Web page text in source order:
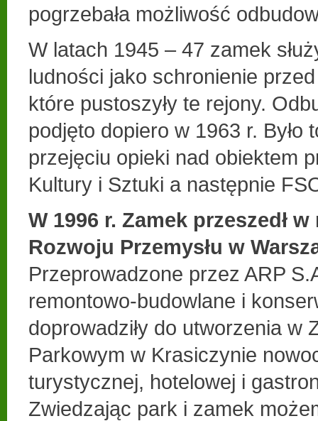
pogrzebała możliwość
W latach 1945 – 47 zamek
ludności jako schronienie
które pustoszyły te rejony.
podjęto dopiero w 1963 r. Było
przejęciu opieki nad obiektem
Kultury i Sztuki a następnie
W 1996 r. Zamek przeszedł
Rozwoju Przemysłu w
Przeprowadzone przez ARP
remontowo-budowlane i
doprowadziły do utworzenia w
Parkowym w Krasiczynie
turystycznej, hotelowej i
Zwiedzając park i zamek